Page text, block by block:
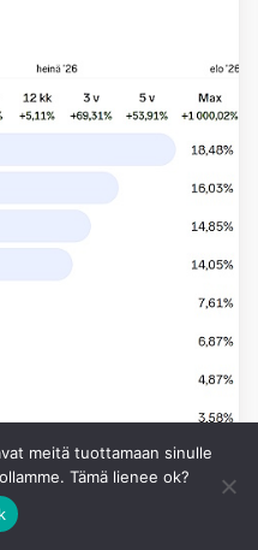
meitä tuottamaan sinulle
Tämä lienee ok?